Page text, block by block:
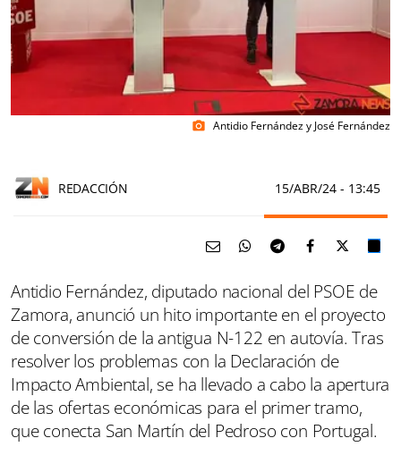
photo_camera Antidio Fernández y José Fernández
REDACCIÓN 15/ABR/24 - 13:45
Antidio Fernández, diputado nacional del PSOE de
Zamora, anunció un hito importante en el proyecto
de conversión de la antigua N-122 en autovía. Tras
resolver los problemas con la Declaración de
Impacto Ambiental, se ha llevado a cabo la apertura
de las ofertas económicas para el primer tramo,
que conecta San Martín del Pedroso con Portugal.